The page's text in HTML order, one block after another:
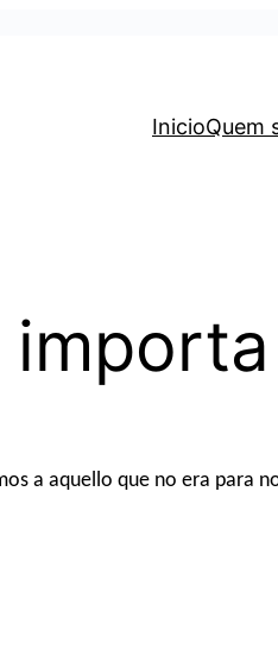
InicioQuem
importa
a aquello que no era para